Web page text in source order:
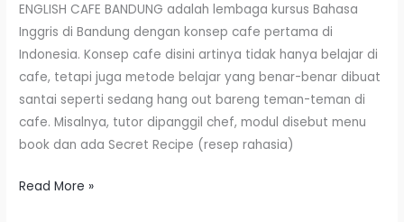
ENGLISH CAFE BANDUNG adalah lembaga kursus Bahasa
Inggris di Bandung dengan konsep cafe pertama di
Indonesia. Konsep cafe disini artinya tidak hanya belajar di
cafe, tetapi juga metode belajar yang benar-benar dibuat
santai seperti sedang hang out bareng teman-teman di
cafe. Misalnya, tutor dipanggil chef, modul disebut menu
book dan ada Secret Recipe (resep rahasia)
Read More »